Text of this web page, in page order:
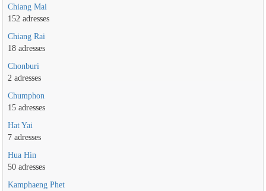
Chiang Mai
152 adresses
Chiang Rai
18 adresses
Chonburi
2 adresses
Chumphon
15 adresses
Hat Yai
7 adresses
Hua Hin
50 adresses
Kamphaeng Phet